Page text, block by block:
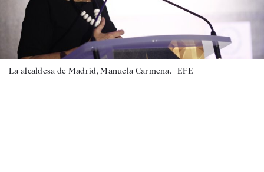
La alcaldesa de Madrid, Manuela Carmena. | EFE